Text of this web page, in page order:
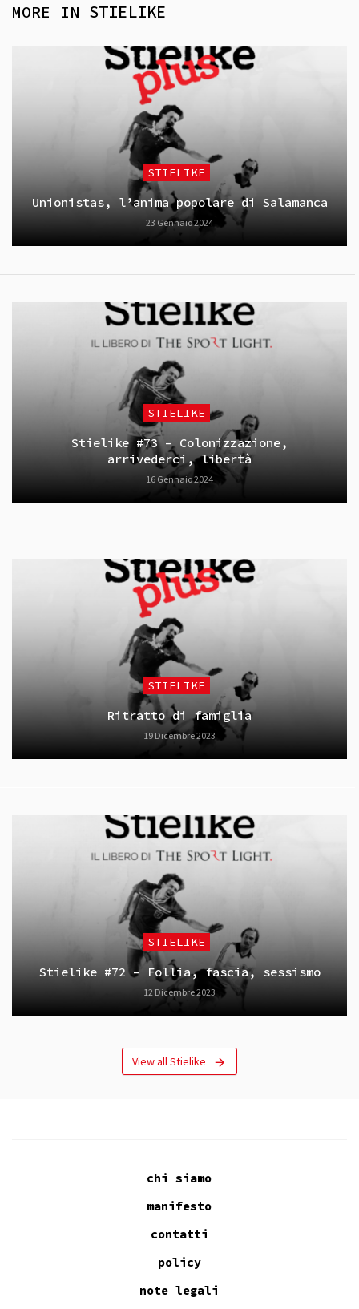
MORE IN STIELIKE
STIELIKE
Unionistas, l’anima popolare di Salamanca
23 Gennaio 2024
STIELIKE
Stielike #73 – Colonizzazione,
arrivederci, libertà
16 Gennaio 2024
STIELIKE
Ritratto di famiglia
19 Dicembre 2023
STIELIKE
Stielike #72 – Follia, fascia, sessismo
12 Dicembre 2023
View all Stielike
chi siamo
manifesto
contatti
policy
note legali